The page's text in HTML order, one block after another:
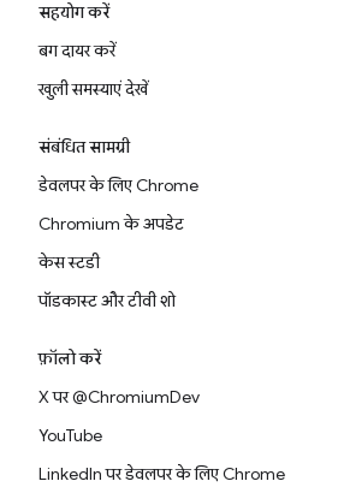
सहयोग करें
बग दायर करें
खुली समस्याएं देखें
संबंधित सामग्री
डेवलपर के लिए Chrome
Chromium के अपडेट
केस स्टडी
पॉडकास्ट और टीवी शो
फ़ॉलो करें
X पर @ChromiumDev
YouTube
LinkedIn पर डेवलपर के लिए Chrome